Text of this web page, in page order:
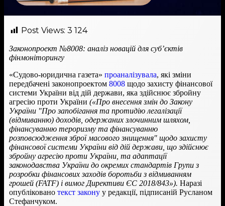
Post Views: 3 124
Законопроект №8008: аналіз новацій для суб’єктів
фінмоніторингу
«Судово-юридична газета» проаналізувала, які зміни
передбачені законопроектом 8008 щодо захисту фінансової
системи України від дій держави, яка здійснює збройну
агресію проти України («Про внесення змін до Закону
України "Про запобігання та протидію легалізації
(відмиванню) доходів, одержаних злочинним шляхом,
фінансуванню тероризму та фінансуванню
розповсюдження зброї масового знищення" щодо захисту
фінансової системи України від дій держави, що здійснює
збройну агресію проти України, та адаптації
законодавства України до окремих стандартів Групи з
розробки фінансових заходів боротьби з відмиванням
грошей (FATF) і вимог Директиви ЄС 2018/843»). Наразі
опубліковано текст закону у редакції, підписаній Русланом
Стефанчуком.